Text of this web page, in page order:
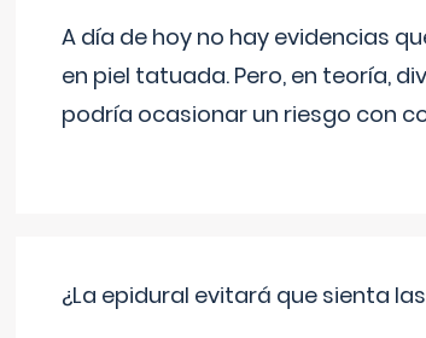
A día de hoy no hay evidencias
en piel tatuada. Pero, en teoría,
podría ocasionar un riesgo con
¿La epidural evitará que sienta